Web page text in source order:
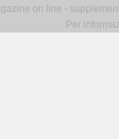
on line -
Per